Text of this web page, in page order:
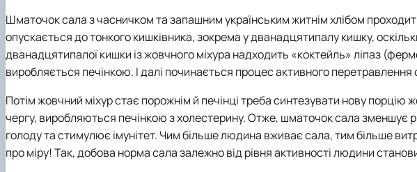
Шматочок сала з часничком та запашним українським житнім хлібом
опускається до тонкого кишківника, зокрема у дванадцятипалу кишку,
дванадцятипалої кишки із жовчного міхура надходить «коктейль» ліпаз
виробляється печінкою. І далі починається процес активного перетравлення
Потім жовчний міхур стає порожнім й печінці треба синтезувати нову порцію
чергу, виробляються печінкою з холестерину. Отже, шматочок сала зменшує
голоду та стимулює імунітет. Чим більше людина вживає сала, тим більше
про міру! Так, добова норма сала залежно від рівня активності людини